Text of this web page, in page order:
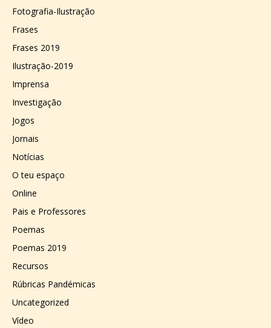
Fotografia-Ilustração
Frases
Frases 2019
Ilustração-2019
Imprensa
Investigação
Jogos
Jornais
Notícias
O teu espaço
Online
Pais e Professores
Poemas
Poemas 2019
Recursos
Rúbricas Pandémicas
Uncategorized
Vídeo